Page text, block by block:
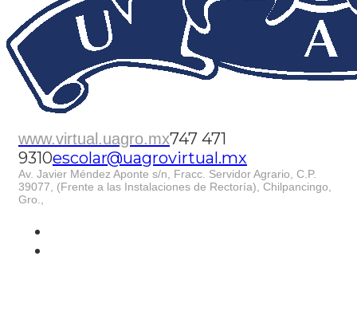
www.virtual.uagro.mx747 471
9310escolar@uagrovirtual.mx
Av. Javier Méndez Aponte s/n, Fracc. Servidor Agrario, C.P.
39077, (Frente a las Instalaciones de Rectoría), Chilpancingo,
Gro.,